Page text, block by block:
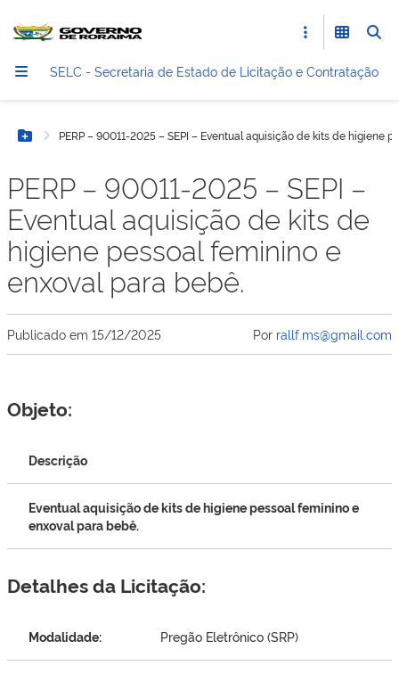
SELC - Secretaria de Estado de Licitação e Contratação
Botão Menu
PERP – 90011-2025 – SEPI – Eventual aquisição de kits de higiene
PERP – 90011-2025 – SEPI –
Eventual aquisição de kits de
higiene pessoal feminino e
enxoval para bebê.
Publicado em 15/12/2025 Por rallf.ms@gmail.com
Objeto:
Descrição
Eventual aquisição de kits de higiene pessoal feminino e
enxoval para bebê.
Detalhes da Licitação:
Modalidade: Pregão Eletrônico (SRP)